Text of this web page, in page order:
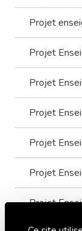
Projet
Projet
Projet
Projet
Projet
Projet
Projet